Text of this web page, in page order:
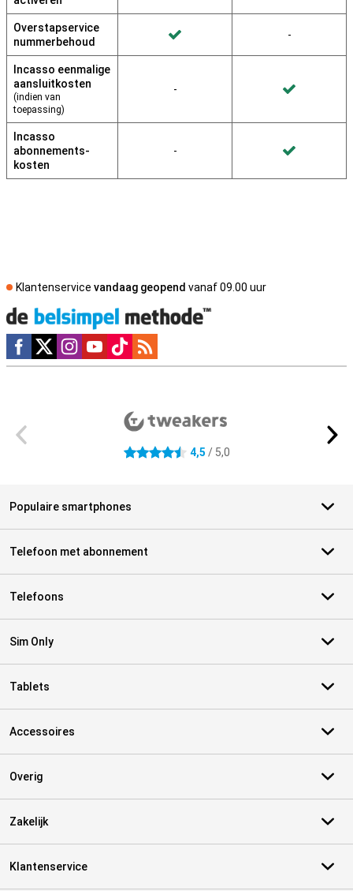
Overstapservice
nummerbehoud
Wordt gedaan door BelsimpelWordt niet gedaan
-
Incasso eenmalige
aansluitkosten
(indien van
toepassing)
Wordt niet gedaan door Belsimpel
- Wordt gedaan door
Incasso
abonnements­
kosten
Wordt niet gedaan door Belsimpel
- Wordt gedaan door
Klantenservice vandaag geopend vanaf 09.00 uur
Social media
4.5 sterren 4,5 / 5,0
Populaire smartphones
Telefoon met abonnement
Telefoons
Sim Only
Tablets
Accessoires
Overig
Zakelijk
Klantenservice